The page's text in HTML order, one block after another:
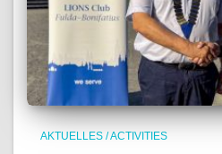
AKTUELLES / ACTIVITIES